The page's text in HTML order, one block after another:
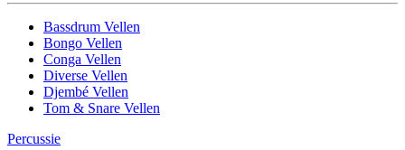
Bassdrum Vellen
Bongo Vellen
Conga Vellen
Diverse Vellen
Djembé Vellen
Tom & Snare Vellen
Percussie